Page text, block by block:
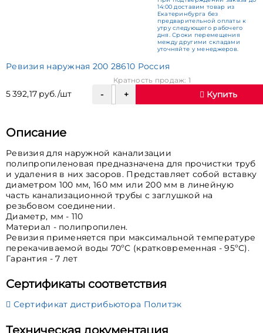
14:00 доставим товар из
Екатеринбурга без
предварительной оплаты к
утру следующего рабочего
дня. Сроки перемещения
между другими складами
уточняйте у менеджеров.
Ревизия наружная 200 28610 Россия
5 392,17 руб./шт
Кратность продаж: 1
Купить
Описание
Ревизия для наружной канализации
полипропиленовая предназначена для прочистки труб
и удаления в них засоров. Представляет собой вставку
диаметром 100 мм, 160 мм или 200 мм в линейную
часть канализационной трубы с заглушкой на
резьбовом соединении.
Диаметр, мм - 110
Материал - полипропилен.
Ревизия применяется при максимальной температуре
перекачиваемой воды 70ºС (кратковременная - 95ºС).
Гарантия - 7 лет
Сертификаты соответствия
Сертификат дистрибьютора Политэк
Техническая документация